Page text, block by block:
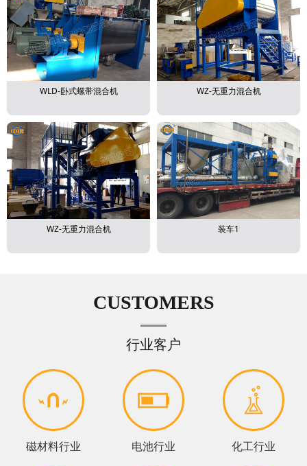
WLD-卧式螺带混合机 WZ-无重力混合机
WZ-无重力混合机 装车1
CUSTOMERS
行业客户
磁材料行业 电池行业 化工行业